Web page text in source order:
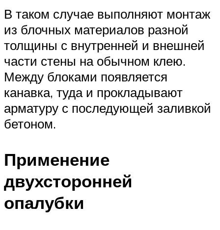
В таком случае выполняют монтаж
из блочных материалов разной
толщины с внутренней и внешней
части стены на обычном клею.
Между блоками появляется
канавка, туда и прокладывают
арматуру с последующей заливкой
бетоном.
Применение
двухсторонней
опалубки